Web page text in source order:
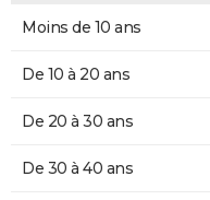
Moins de 10 ans
De 10 à 20 ans
De 20 à 30 ans
De 30 à 40 ans